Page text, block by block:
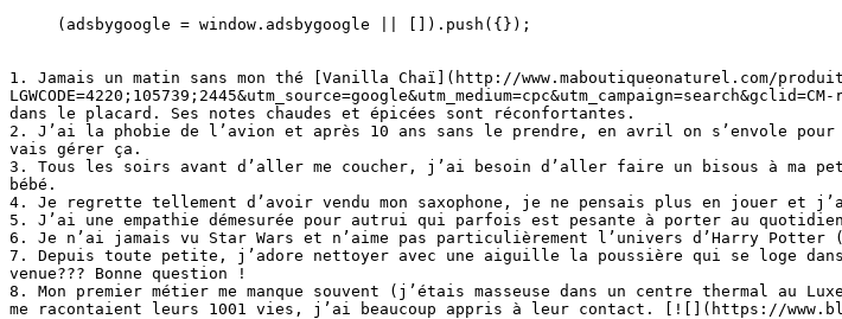
1. Jamais un matin sans mon thé [Vanilla Chaï](http://www.maboutiqueonaturel.com/
dans le placard. Ses notes chaudes et épicées sont réconfortantes.
2. J’ai la phobie de l’avion et après 10 ans sans le prendre, en avril on s’envole pour
vais gérer ça.
3. Tous les soirs avant d’aller me coucher, j’ai besoin d’aller faire un bisous à ma
bébé.
4. Je regrette tellement d’avoir vendu mon saxophone, je ne pensais plus en jouer et
5. J’ai une empathie démesurée pour autrui qui parfois est pesante à porter au
6. Je n’ai jamais vu Star Wars et n’aime pas particulièrement l’univers d’Harry
7. Depuis toute petite, j’adore nettoyer avec une aiguille la poussière qui se loge
venue??? Bonne question !
8. Mon premier métier me manque souvent (j’étais masseuse dans un centre thermal
me racontaient leurs 1001 vies, j’ai beaucoup appris à leur contact. [![](https://